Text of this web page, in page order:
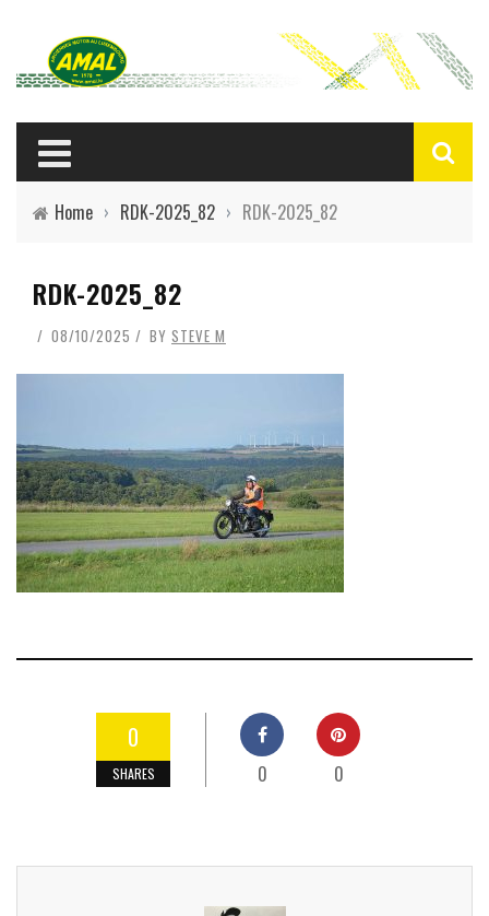
Home › RDK-2025_82 › RDK-2025_82
RDK-2025_82
08/10/2025 BY STEVE M
0
SHARES 0 0